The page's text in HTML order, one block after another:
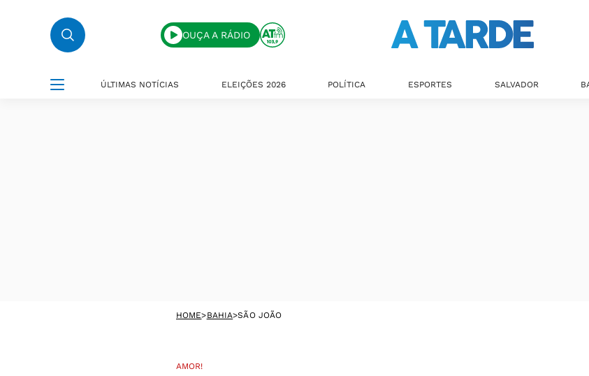
OUÇA A RÁDIO
ÚLTIMAS NOTÍCIAS ELEIÇÕES 2026 POLÍTICA ESPORTES SALVADOR
HOME>BAHIA>SÃO JOÃO
AMOR!